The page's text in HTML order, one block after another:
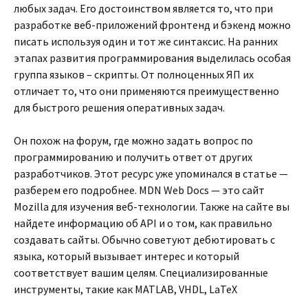
любых задач. Его достоинством является то, что при
разработке веб-приложений фронтенд и бэкенд можно
писать используя один и тот же синтаксис. На ранних
этапах развития программирования выделилась особая
группа языков – скрипты. От полноценных ЯП их
отличает то, что они применяются преимущественно
для быстрого решения оперативных задач.
Он похож на форум, где можно задать вопрос по
программированию и получить ответ от других
разработчиков. Этот ресурс уже упоминался в статье —
разберем его подробнее. MDN Web Docs — это сайт
Mozilla для изучения веб-технологии. Также на сайте вы
найдете информацию об API и о том, как правильно
создавать сайты. Обычно советуют дебютировать с
языка, который вызывает интерес и который
соответствует вашим целям. Специализированные
инструменты, такие как MATLAB, VHDL, LaTeX